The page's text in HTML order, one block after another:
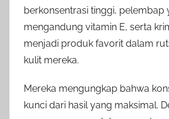
berkonsentrasi tinggi, pelembap
mengandung vitamin E, serta
menjadi produk favorit dalam
kulit mereka.
Mereka mengungkap bahwa
kunci dari hasil yang maksimal.